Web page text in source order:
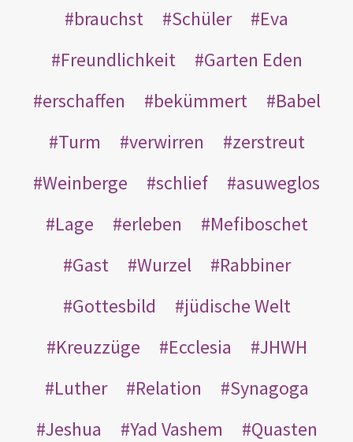
brauchst
Schüler
Eva
Freundlichkeit
Garten Eden
erschaffen
bekümmert
Babel
Turm
verwirren
zerstreut
Weinberge
schlief
asuweglos
Lage
erleben
Mefiboschet
Gast
Wurzel
Rabbiner
Gottesbild
jüdische Welt
Kreuzzüge
Ecclesia
JHWH
Luther
Relation
Synagoga
Jeshua
Yad Vashem
Quasten